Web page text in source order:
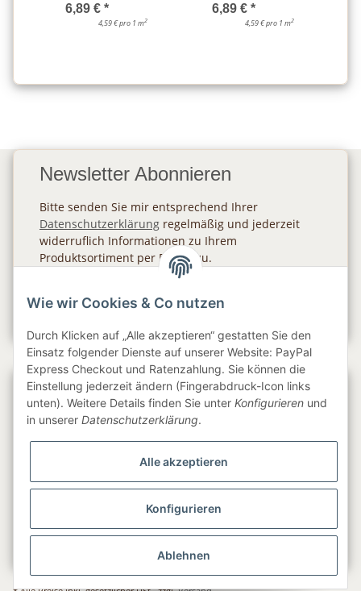
6,89 € *
4,59 € pro 1 m2
6,89 € *
4,59 € pro 1 m2
Newsletter Abonnieren
Bitte senden Sie mir entsprechend Ihrer
Datenschutzerklärung regelmäßig und jederzeit
widerruflich Informationen zu Ihrem
Produktsortiment per E-Mail zu.
Gesetzliche Informationen
Wie wir Cookies & Co nutzen
Durch Klicken auf „Alle akzeptieren“ gestatten Sie den
Einsatz folgender Dienste auf unserer Website: PayPal
Express Checkout und Ratenzahlung. Sie können die
Einstellung jederzeit ändern (Fingerabdruck-Icon links
unten). Weitere Details finden Sie unter Konfigurieren und
in unserer Datenschutzerklärung.
Alle akzeptieren
Konfigurieren
Ablehnen